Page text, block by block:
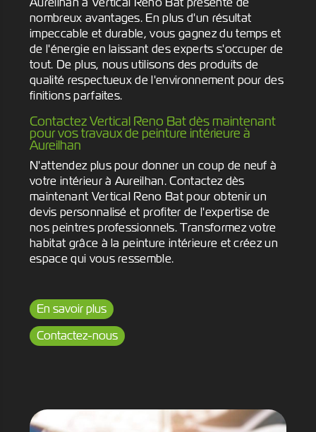
nombreux avantages. En plus d'un résultat
impeccable et durable, vous gagnez du temps et
de l'énergie en laissant des experts s'occuper de
tout. De plus, nous utilisons des produits de
qualité respectueux de l'environnement pour des
finitions parfaites.
Contactez Vertical Reno Bat dès maintenant
pour vos travaux de peinture intérieure à
Aureilhan
N'attendez plus pour donner un coup de neuf à
votre intérieur à Aureilhan. Contactez dès
maintenant Vertical Reno Bat pour obtenir un
devis personnalisé et profiter de l'expertise de
nos peintres professionnels. Transformez votre
habitat grâce à la peinture intérieure et créez un
espace qui vous ressemble.
En savoir plus
Contactez-nous